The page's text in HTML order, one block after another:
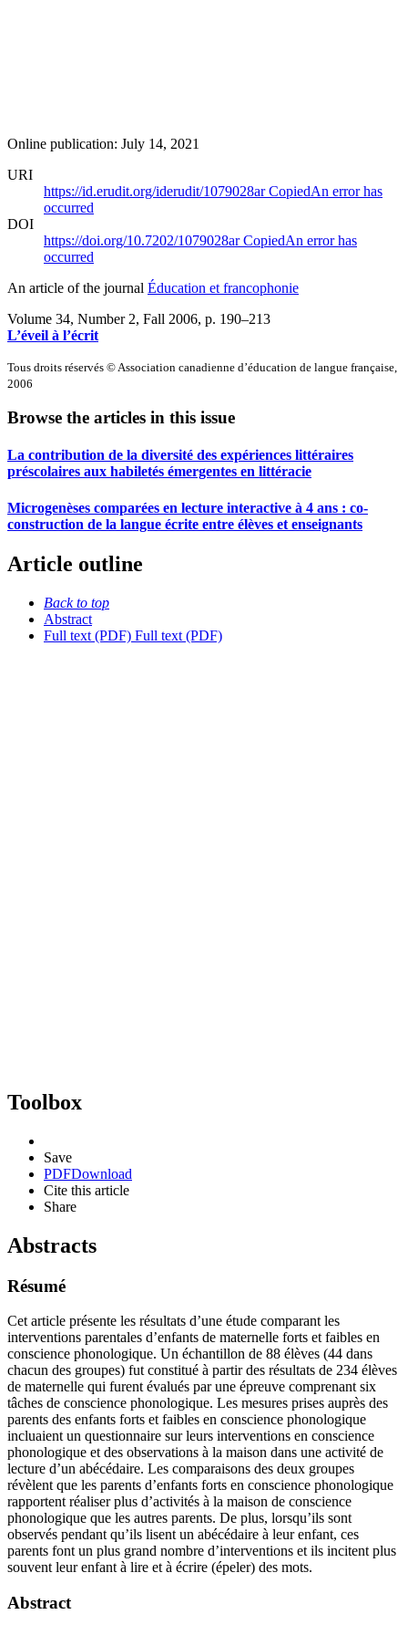
Online publication: July 14, 2021
URI
https://id.erudit.org/iderudit/1079028arCopiedAn error has
occurred
DOI
https://doi.org/10.7202/1079028arCopiedAn error has
occurred
An article of the journal Éducation et francophonie
Volume 34, Number 2, Fall 2006, p. 190–213
L’éveil à l’écrit
Tous droits réservés © Association canadienne d’éducation de langue française,
2006
Browse the articles in this issue
La contribution de la diversité des expériences littéraires
préscolaires aux habiletés émergentes en littéracie
Microgenèses comparées en lecture interactive à 4 ans : co-
construction de la langue écrite entre élèves et enseignants
Article outline
Back to top
Abstract
Full text (PDF) Full text (PDF)
Toolbox
Save
PDFDownload
Cite this article
Share
Abstracts
Résumé
Cet article présente les résultats d’une étude comparant les
interventions parentales d’enfants de maternelle forts et faibles en
conscience phonologique. Un échantillon de 88 élèves (44 dans
chacun des groupes) fut constitué à partir des résultats de 234 élèves
de maternelle qui furent évalués par une épreuve comprenant six
tâches de conscience phonologique. Les mesures prises auprès des
parents des enfants forts et faibles en conscience phonologique
incluaient un questionnaire sur leurs interventions en conscience
phonologique et des observations à la maison dans une activité de
lecture d’un abécédaire. Les comparaisons des deux groupes
révèlent que les parents d’enfants forts en conscience phonologique
rapportent réaliser plus d’activités à la maison de conscience
phonologique que les autres parents. De plus, lorsqu’ils sont
observés pendant qu’ils lisent un abécédaire à leur enfant, ces
parents font un plus grand nombre d’interventions et ils incitent plus
souvent leur enfant à lire et à écrire (épeler) des mots.
Abstract